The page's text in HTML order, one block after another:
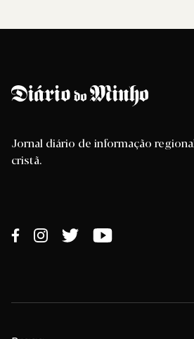
Jornal diário de informação
cristã.